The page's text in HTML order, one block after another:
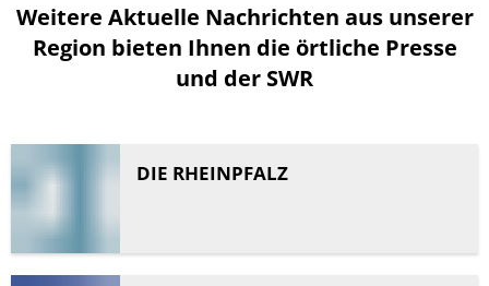
Weitere Aktuelle Nachrichten aus unserer
Region bieten Ihnen die örtliche Presse
und der SWR
DIE RHEINPFALZ